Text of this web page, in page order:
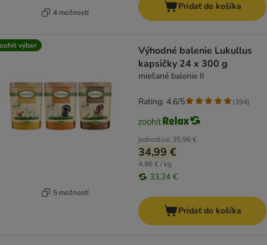
4 možností
Pridať do košíka
výber
5 možností
Výhodné balenie Lukullus
kapsičky 24 x 300 g
miešané balenie II
jednotlivo 35,96 €
34,99 €
4,86 € / kg
33,24 €
Rating: 4.6/5 (394)
Pridať do košíka